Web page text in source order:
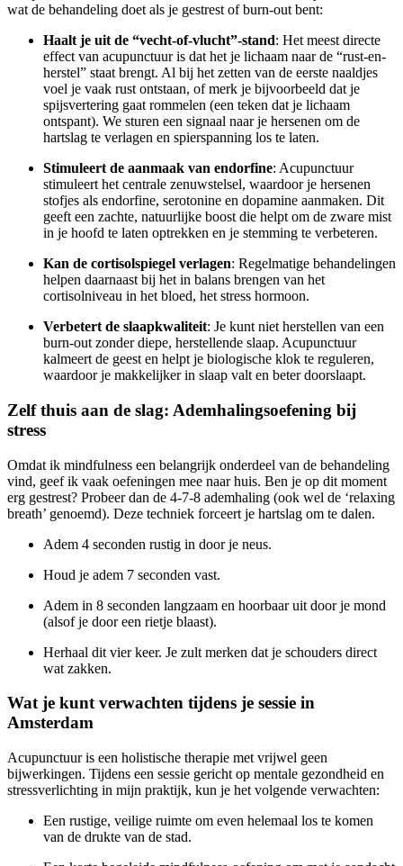
wat de behandeling doet als je gestrest of burn-out bent:
Haalt je uit de “vecht-of-vlucht”-stand: Het meest directe
effect van acupunctuur is dat het je lichaam naar de “rust-en-
herstel” staat brengt. Al bij het zetten van de eerste naaldjes
voel je vaak rust ontstaan, of merk je bijvoorbeeld dat je
spijsvertering gaat rommelen (een teken dat je lichaam
ontspant). We sturen een signaal naar je hersenen om de
hartslag te verlagen en spierspanning los te laten.
Stimuleert de aanmaak van endorfine: Acupunctuur
stimuleert het centrale zenuwstelsel, waardoor je hersenen
stofjes als endorfine, serotonine en dopamine aanmaken. Dit
geeft een zachte, natuurlijke boost die helpt om de zware mist
in je hoofd te laten optrekken en je stemming te verbeteren.
Kan de cortisolspiegel verlagen: Regelmatige behandelingen
helpen daarnaast bij het in balans brengen van het
cortisolniveau in het bloed, het stress hormoon.
Verbetert de slaapkwaliteit: Je kunt niet herstellen van een
burn-out zonder diepe, herstellende slaap. Acupunctuur
kalmeert de geest en helpt je biologische klok te reguleren,
waardoor je makkelijker in slaap valt en beter doorslaapt.
Zelf thuis aan de slag: Ademhalingsoefening bij
stress
Omdat ik mindfulness een belangrijk onderdeel van de behandeling
vind, geef ik vaak oefeningen mee naar huis. Ben je op dit moment
erg gestrest? Probeer dan de 4-7-8 ademhaling (ook wel de ‘relaxing
breath’ genoemd). Deze techniek forceert je hartslag om te dalen.
Adem 4 seconden rustig in door je neus.
Houd je adem 7 seconden vast.
Adem in 8 seconden langzaam en hoorbaar uit door je mond
(alsof je door een rietje blaast).
Herhaal dit vier keer. Je zult merken dat je schouders direct
wat zakken.
Wat je kunt verwachten tijdens je sessie in
Amsterdam
Acupunctuur is een holistische therapie met vrijwel geen
bijwerkingen. Tijdens een sessie gericht op mentale gezondheid en
stressverlichting in mijn praktijk, kun je het volgende verwachten:
Een rustige, veilige ruimte om even helemaal los te komen
van de drukte van de stad.